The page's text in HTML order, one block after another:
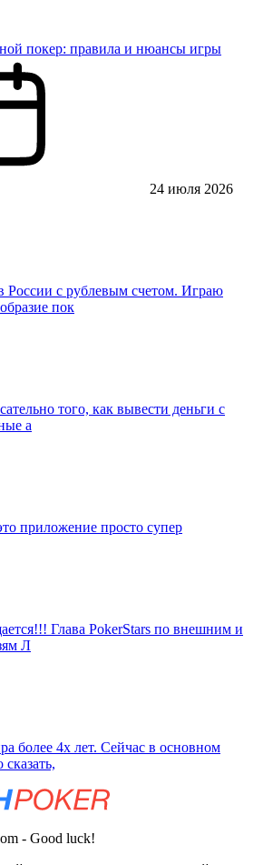
покер: правила и нюансы игры
24 июля 2026
с рублевым счетом. Играю
пок
того, как вывести деньги с
а
приложение просто супер
Глава PokerStars по внешним и
Л
более 4х лет. Сейчас в основном
- Good luck!